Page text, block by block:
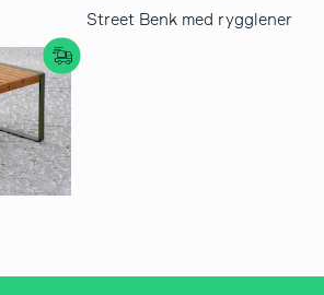
søk
Street Benk med rygglener